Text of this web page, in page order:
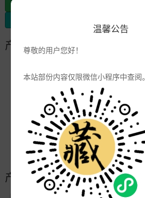
温馨公告
尊敬的用户您好！
本站部份内容仅限微信小程序中查阅。
产品参数
品牌:
景德镇
2585
厂商:
景德镇圣菲陶瓷有限公司
更新:
2020-07-27 16:00:06
产品简介